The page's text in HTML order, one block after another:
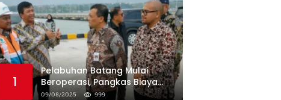
1
Pelabuhan Batang Mulai
Beroperasi, Pangkas Biaya
Logistik Industri!
09/08/2025 999